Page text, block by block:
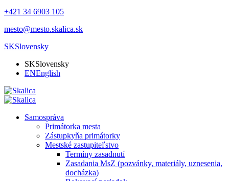
+421 34 6903 105
mesto@mesto.skalica.sk
SKSlovensky
SKSlovensky
ENEnglish
Samospráva
Primátorka mesta
Zástupkyňa primátorky
Mestské zastupiteľstvo
Termíny zasadnutí
Zasadania MsZ (pozvánky, materiály, uznesenia,
docházka)